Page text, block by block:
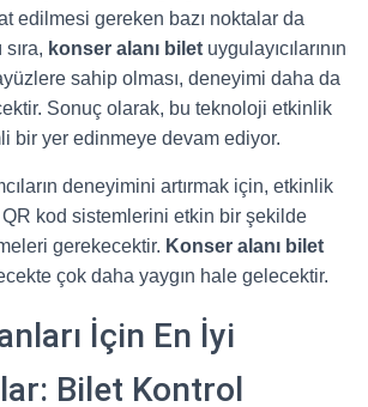
edilmesi gereken bazı noktalar da
konser alanı bilet uygulayıcılarının
sahip olması, deneyimi daha da
Sonuç olarak, bu teknoloji etkinlik
bir yer edinmeye devam ediyor.
deneyimini artırmak için, etkinlik
kod sistemlerini etkin bir şekilde
gerekecektir. Konser alanı bilet
çok daha yaygın hale gelecektir.
İçin En İyi
Bilet Kontrol